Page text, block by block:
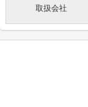
取扱会社